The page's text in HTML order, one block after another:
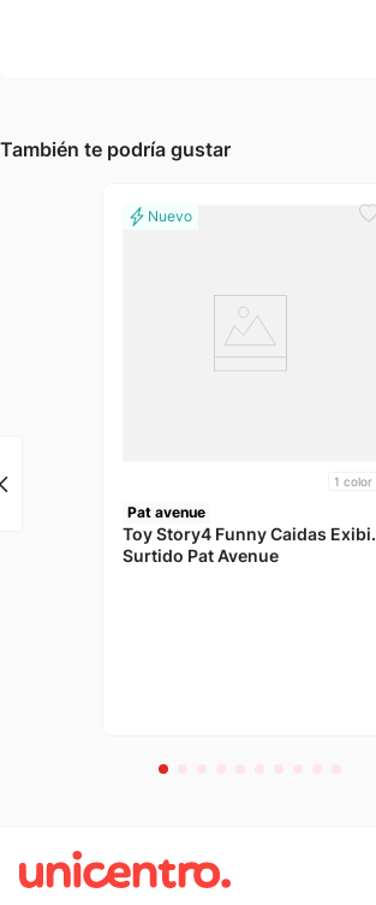
También te podría gustar
1 color
Pat avenue
Toy Story4 Funny Caidas Exibi.
Surtido Pat Avenue